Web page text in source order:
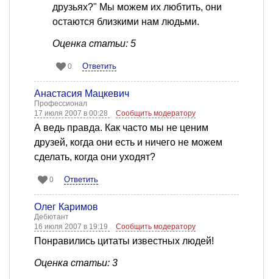
друзьях?" Мы можем их любтить, они
остаются близкими нам людьми.
Оценка статьи: 5
0 Ответить
Анастасия Мацкевич
Профессионал
17 июля 2007 в 00:28
Сообщить модератору
А ведь правда. Как часто мы не ценим
друзей, когда они есть и ничего не можем
сделать, когда они уходят?
0 Ответить
Олег Каримов
Дебютант
16 июля 2007 в 19:19
Сообщить модератору
Понравились цитаты известных людей!
Оценка статьи: 3